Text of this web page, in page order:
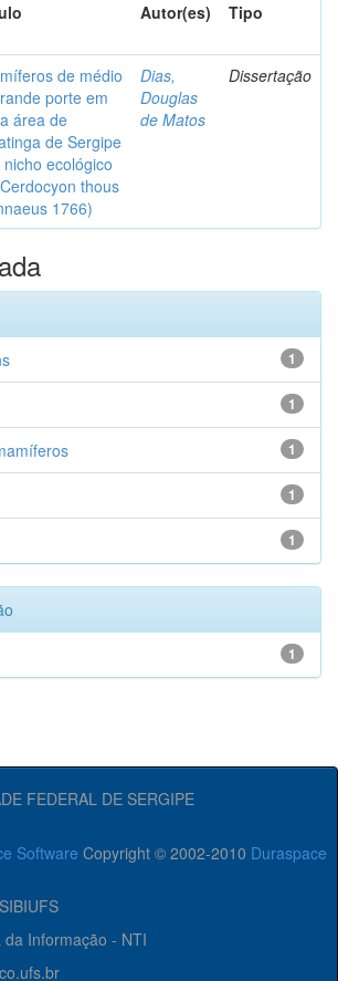
Autor(es) Tipo
de médio
porte em
área de
de Sergipe
ecológico
thous
1766)
Dias,
Douglas
de Matos
Dissertação
1
1
1
1
1
1
FEDERAL DE SERGIPE
Software Copyright © 2002-2010 Duraspace
Informação - NTI